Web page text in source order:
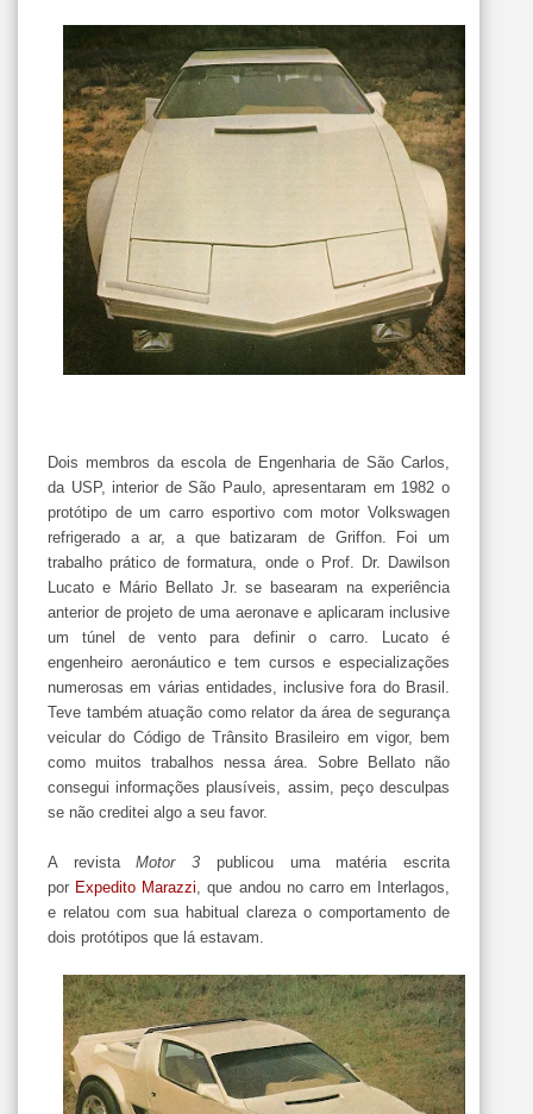
Dois membros da escola de Engenharia de São Carlos,
da USP, interior de São Paulo, apresentaram em 1982 o
protótipo de um carro esportivo com motor Volkswagen
refrigerado a ar, a que batizaram de Griffon. Foi um
trabalho prático de formatura, onde o Prof. Dr. Dawilson
Lucato e Mário Bellato Jr. se basearam na experiência
anterior de projeto de uma aeronave e aplicaram inclusive
um túnel de vento para definir o carro. Lucato é
engenheiro aeronáutico e tem cursos e especializações
numerosas em várias entidades, inclusive fora do Brasil.
Teve também atuação como relator da área de segurança
veicular do Código de Trânsito Brasileiro em vigor, bem
como muitos trabalhos nessa área. Sobre Bellato não
consegui informações plausíveis, assim, peço desculpas
se não creditei algo a seu favor.
A revistaMotor 3 publicou uma matéria escrita
por Expedito Marazzi, que andou no carro em Interlagos,
e relatou com sua habitual clareza o comportamento de
dois protótipos que lá estavam.